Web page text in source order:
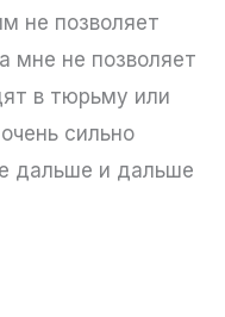
не позволяет
мне не позволяет
в тюрьму или
сильно
дальше и дальше